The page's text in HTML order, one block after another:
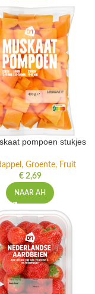
pompoen stukjes
Groente, Fruit
€2,69
NAAR AH